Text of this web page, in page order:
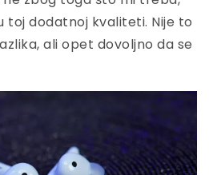
toj dodatnoj kvaliteti. Nije to
ali opet dovoljno da se